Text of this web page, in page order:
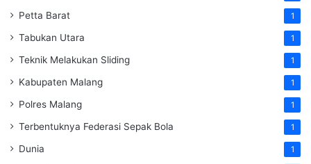
Petta Barat 1
Tabukan Utara 1
Teknik Melakukan Sliding 1
Kabupaten Malang 1
Polres Malang 1
Terbentuknya Federasi Sepak Bola 1
Dunia 1